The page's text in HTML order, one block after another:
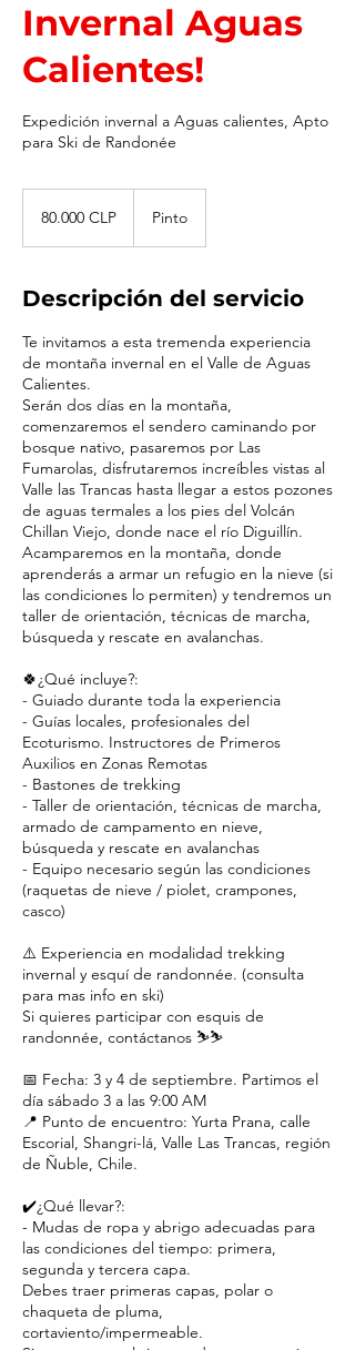
Invernal Aguas
Calientes!
Expedición invernal a Aguas calientes, Apto
para Ski de Randonée
chilenos
80.000 CLP Pinto
Descripción del servicio
Te invitamos a esta tremenda experiencia
de montaña invernal en el Valle de Aguas
Calientes.
Serán dos días en la montaña,
comenzaremos el sendero caminando por
bosque nativo, pasaremos por Las
Fumarolas, disfrutaremos increíbles vistas al
Valle las Trancas hasta llegar a estos pozones
de aguas termales a los pies del Volcán
Chillan Viejo, donde nace el río Diguillín.
Acamparemos en la montaña, donde
aprenderás a armar un refugio en la nieve (si
las condiciones lo permiten) y tendremos un
taller de orientación, técnicas de marcha,
búsqueda y rescate en avalanchas.
🍀¿Qué incluye?:
- Guiado durante toda la experiencia
- Guías locales, profesionales del
Ecoturismo. Instructores de Primeros
Auxilios en Zonas Remotas
- Bastones de trekking
- Taller de orientación, técnicas de marcha,
armado de campamento en nieve,
búsqueda y rescate en avalanchas
- Equipo necesario según las condiciones
(raquetas de nieve / piolet, crampones,
casco)
⚠️ Experiencia en modalidad trekking
invernal y esquí de randonnée. (consulta
para mas info en ski)
Si quieres participar con esquis de
randonnée, contáctanos ⛷️⛷️
📅 Fecha: 3 y 4 de septiembre. Partimos el
día sábado 3 a las 9:00 AM
📍 Punto de encuentro: Yurta Prana, calle
Escorial, Shangri-lá, Valle Las Trancas, región
de Ñuble, Chile.
✔️¿Qué llevar?:
- Mudas de ropa y abrigo adecuadas para
las condiciones del tiempo: primera,
segunda y tercera capa.
Debes traer primeras capas, polar o
chaqueta de pluma,
cortaviento/impermeable.